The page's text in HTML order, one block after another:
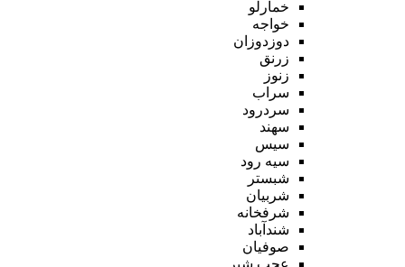
خمارلو
خواجه
دوزدوزان
زرنق
زنوز
سراب
سردرود
سهند
سیس
سیه رود
شبستر
شربیان
شرفخانه
شندآباد
صوفیان
عجب شیر